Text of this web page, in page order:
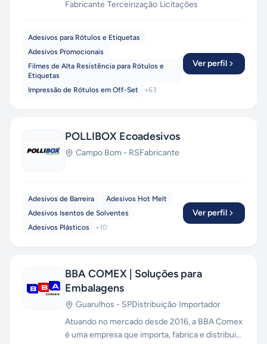
Fabricante·Terceirização·Licitações
Adesivos para Rótulos e Etiquetas
Adesivos Promocionais
Filmes de Alta Resistência para Rótulos e
Etiquetas
Impressão de Rótulos em Off-Set
+63
Ver perfil
POLLIBOX Ecoadesivos
Campo Bom - RSFabricante
Adesivos de Barreira
Adesivos Hot Melt
Adesivos Isentos de Solventes
Adesivos Plásticos
+10
Ver perfil
BBA COMEX | Soluções para
Embalagens
Guarulhos - SPDistribuição·Importador
Atuando no mercado desde 2016, a BBA Comex
é uma empresa que importa, fabrica e distribui